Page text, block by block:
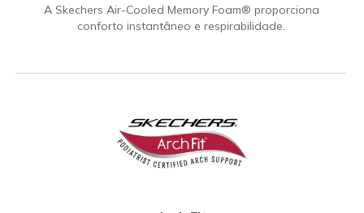
A Skechers Air-Cooled Memory Foam® proporciona
conforto instantâneo e respirabilidade.